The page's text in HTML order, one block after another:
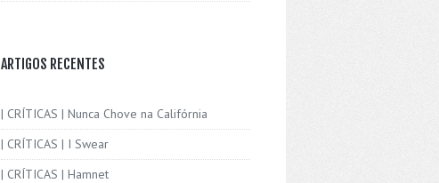
ARTIGOS RECENTES
| CRÍTICAS | Nunca Chove na Califórnia
| CRÍTICAS | I Swear
| CRÍTICAS | Hamnet